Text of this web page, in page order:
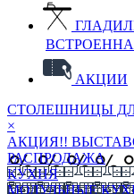
АКЦИИ
СТОЛЕШНИЦЫ
×
АКЦИЯ!!
РАСПРОДАЖА
КУХНЯ
МОДУЛЬНЫЕ